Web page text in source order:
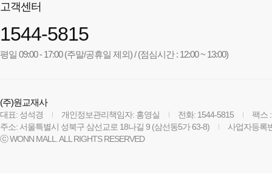
고객센터
1544-5815
평일 09:00 - 17:00 (주말/공휴일 제외) / (점심시간 : 12:00 ~ 13:00)
(주)원교재사
대표: 성석경 개인정보관리책임자: 홍영실 전화: 1544-5815
팩스
주소: 서울특별시 성북구 삼선교로 18나길 9 (삼선동5가 63-8)
사업자등록
ⓒ WONN MALL. ALL RIGHTS RESERVED